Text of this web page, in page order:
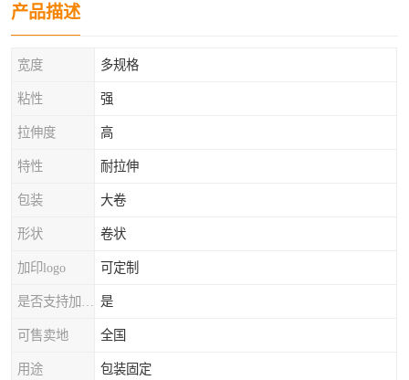
产品描述
宽度 多规格
粘性 强
拉伸度 高
特性 耐拉伸
包装 大卷
形状 卷状
加印logo 可定制
是
可售卖地 全国
用途 包装固定